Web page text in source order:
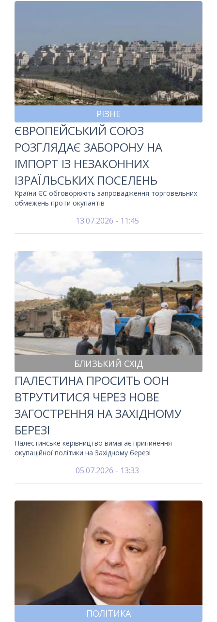
РІЗНЕ
ЄВРОПЕЙСЬКИЙ СОЮЗ
РОЗГЛЯДАЄ ЗАБОРОНУ НА
ІМПОРТ ІЗ НЕЗАКОННИХ
ІЗРАЇЛЬСЬКИХ ПОСЕЛЕНЬ
Країни ЄС обговорюють запровадження торговельних
обмежень проти окупантів
13.07.2026 - 11:45
БЛИЗЬКИЙ СХІД
ПАЛЕСТИНА ПРОСИТЬ ООН
ВТРУТИТИСЯ ЧЕРЕЗ НОВЕ
ЗАГОСТРЕННЯ НА ЗАХІДНОМУ
БЕРЕЗІ
Палестинське керівництво вимагає припинення
окупаційної політики на Західному березі
05.07.2026 - 13:33
ПОЛІТИКА